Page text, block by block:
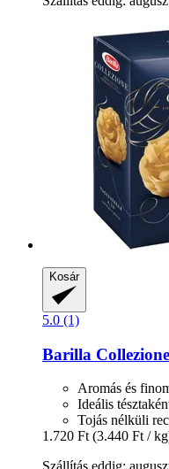
Kosár
5.0 (1)
Barilla
Aromás és
Ideális
Tojás nélküli
1.720 Ft (3.440 Ft /